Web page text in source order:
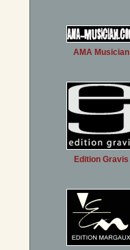
AMA Musician
Edition Gravis